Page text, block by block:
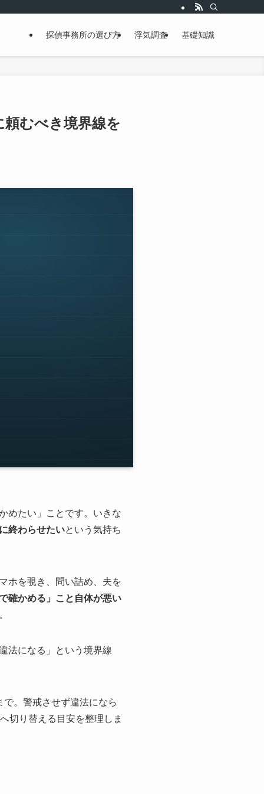
探偵事務所の選び方 浮気調査 基礎知識
むべき境界線を
めたい」ことです。いきな
終わらせたいという気持ち
ホを覗き、問い詰め、夫を
で確かめる」こと自体が悪い
。
法になる」という境界線
。警戒させず違法になら
切り替える目安を整理しま